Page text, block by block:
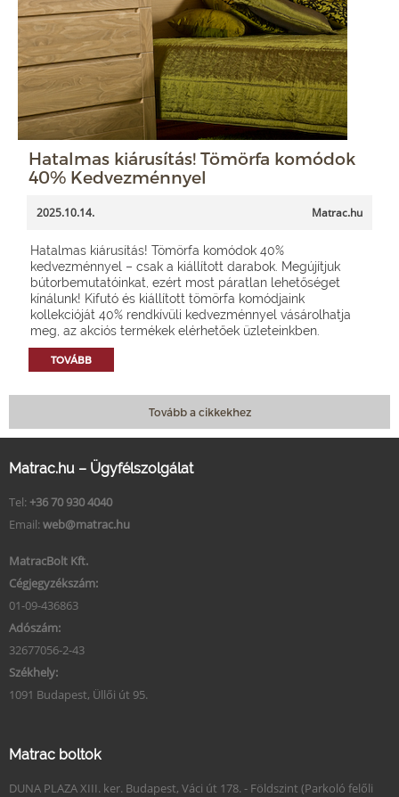
Hatalmas kiárusítás! Tömörfa komódok
40% Kedvezménnyel
2025.10.14. Matrac.hu
Hatalmas kiárusítás! Tömörfa komódok 40%
kedvezménnyel – csak a kiállított darabok. Megújítjuk
bútorbemutatóinkat, ezért most páratlan lehetőséget
kínálunk! Kifutó és kiállított tömörfa komódjaink
kollekcióját 40% rendkívüli kedvezménnyel vásárolhatja
meg, az akciós termékek elérhetőek üzleteinkben.
TOVÁBB
Tovább a cikkekhez
Matrac.hu – Ügyfélszolgálat
Tel: +36 70 930 4040
Email: web@matrac.hu
MatracBolt Kft.
Cégjegyzékszám:
01-09-436863
Adószám:
32677056-2-43
Székhely:
1091 Budapest, Üllői út 95.
Matrac boltok
DUNA PLAZA XIII. ker. Budapest, Váci út 178. - Földszint (Parkoló felőli